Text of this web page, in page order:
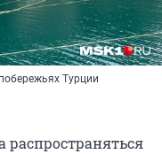
Турции
распространяться